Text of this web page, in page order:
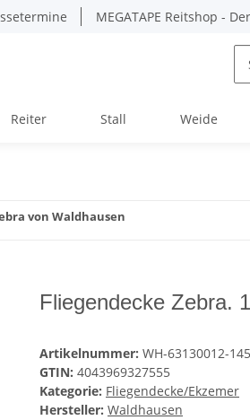
MEGATAPE Reitshop -
Reiter Stall Weide
von Waldhausen
Fliegendecke Zebra.
Artikelnummer: WH-63130012-145
GTIN: 4043969327555
Kategorie: Fliegendecke/Ekzemer
Hersteller: Waldhausen